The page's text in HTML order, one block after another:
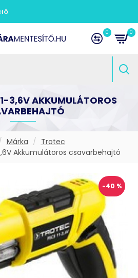
0 0
Márka
Trotec
Akkumulátoros csavarbehajtó
3,6V AKKUMULÁTOROS
-40 %